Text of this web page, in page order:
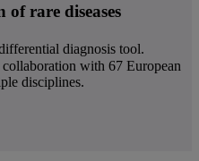
of rare diseases
diagnosis tool.
with 67 European
disciplines.